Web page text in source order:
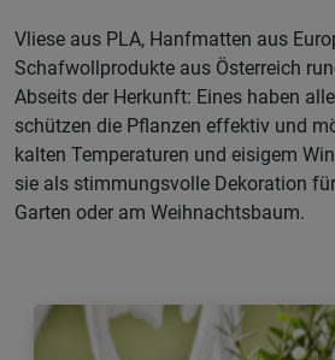
Vliese aus PLA, Hanfmatten aus
Schafwollprodukte aus Österreich
Abseits der Herkunft: Eines haben
schützen die Pflanzen effektiv und
kalten Temperaturen und eisigem
sie als stimmungsvolle Dekoration
Garten oder am Weihnachtsbaum.